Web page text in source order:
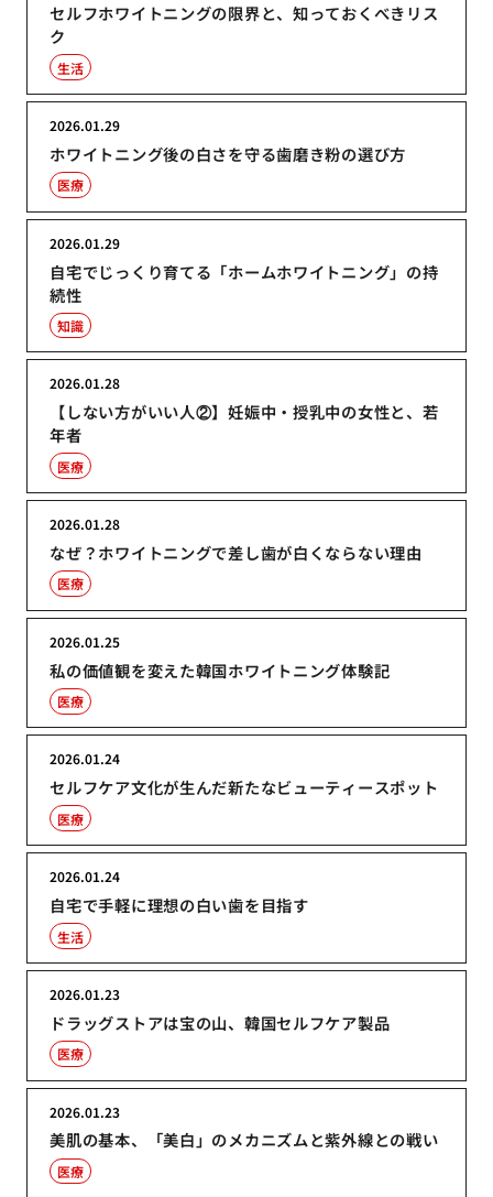
セルフホワイトニングの限界と、知っておくべきリス
ク
生活
ホワイトニング後の白さを守る歯磨き粉の選び方
2026.01.29
医療
自宅でじっくり育てる「ホームホワイトニング」の持
続性
2026.01.29
知識
【しない方がいい人②】妊娠中・授乳中の女性と、若
年者
2026.01.28
医療
なぜ？ホワイトニングで差し歯が白くならない理由
2026.01.28
医療
私の価値観を変えた韓国ホワイトニング体験記
2026.01.25
医療
セルフケア文化が生んだ新たなビューティースポット
2026.01.24
医療
自宅で手軽に理想の白い歯を目指す
2026.01.24
生活
ドラッグストアは宝の山、韓国セルフケア製品
2026.01.23
医療
美肌の基本、「美白」のメカニズムと紫外線との戦い
2026.01.23
医療